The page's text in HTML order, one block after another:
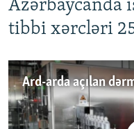
Azərbaycanda
tibbi xərcləri